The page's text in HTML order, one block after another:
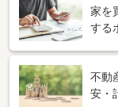
家を
する
不動
安・